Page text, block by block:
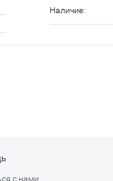
Наличие:
с нами